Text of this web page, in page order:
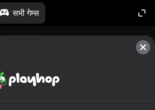
सभी गेम्स